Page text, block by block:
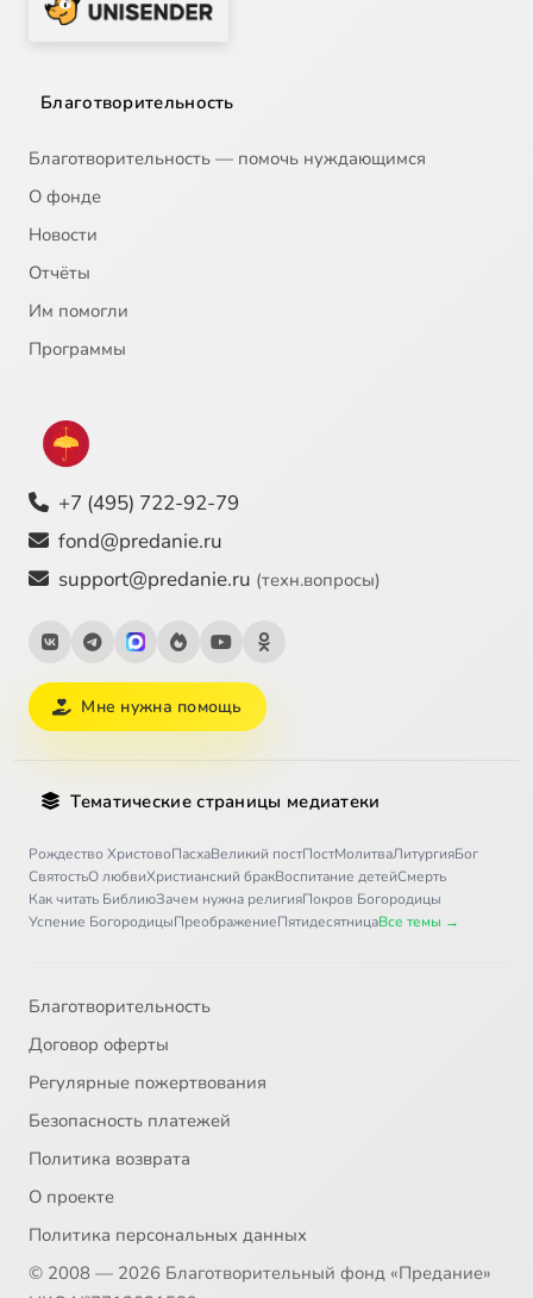
Благотворительность
Благотворительность — помочь нуждающимся
О фонде
Новости
Отчёты
Им помогли
Программы
+7 (495) 722-92-79
fond@predanie.ru
support@predanie.ru (техн.вопросы)
Мне нужна помощь
Тематические страницы медиатеки
Рождество ХристовоПасхаВеликий постПостМолитваЛитургияБог
СвятостьО любвиХристианский бракВоспитание детейСмерть
Как читать БиблиюЗачем нужна религияПокров Богородицы
Успение БогородицыПреображениеПятидесятницаВсе темы →
Благотворительность
Договор оферты
Регулярные пожертвования
Безопасность платежей
Политика возврата
О проекте
Политика персональных данных
© 2008 — 2026 Благотворительный фонд «Предание»